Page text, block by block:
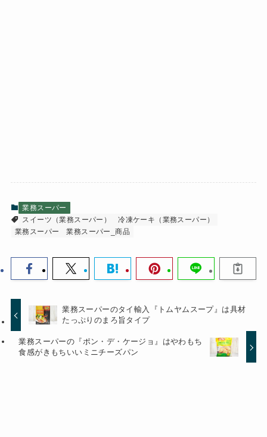
業務スーパー
スイーツ（業務スーパー）
冷凍ケーキ（業務スーパー）
業務スーパー
業務スーパー_商品
業務スーパーのタイ輸入『トムヤムスープ』は具材
たっぷりのまろ旨タイプ
業務スーパーの『ポン・デ・ケージョ』はやわもち
食感がきもちいいミニチーズパン